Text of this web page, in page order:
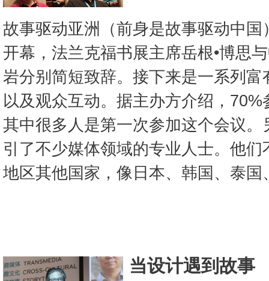
故事驱动亚洲（前身是故事驱动中
开幕，法兰克福书展主席岳根•博思
岩分别简短致辞。接下来是一系列
以及观众互动。据主办方介绍，
其中很多人是第一次参加这个会议
引了不少媒体领域的专业人士。他
地区其他国家，像日本、韩国、泰国
当设计遇到故事